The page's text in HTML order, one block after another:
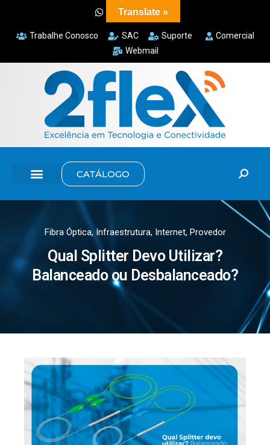
Trabalhe Conosco SAC Suporte
Comercial
Webmail
CATÁLOGO
Fibra Óptica,Infraestrutura, Internet, Provedor
Qual Splitter Devo Utilizar?
Balanceado ou Desbalanceado?
Translate »